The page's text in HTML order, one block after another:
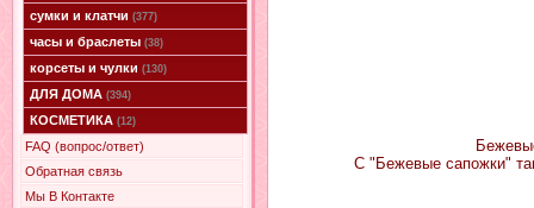
сумки и клатчи (377)
часы и браслеты (38)
корсеты и чулки (130)
ДЛЯ ДОМА (394)
КОСМЕТИКА (12)
FAQ (вопрос/ответ)
Обратная связь
Мы В Контакте
С "Бежевые сапожки"